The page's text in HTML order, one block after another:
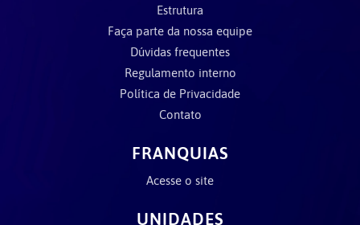
Estrutura
Faça parte da nossa equipe
Dúvidas frequentes
Regulamento interno
Política de Privacidade
Contato
FRANQUIAS
Acesse o site
UNIDADES